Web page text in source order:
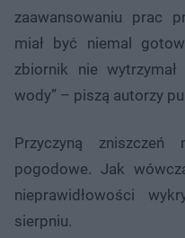
zaawansowaniu prac
miał być niemal
zbiornik nie
wody” – piszą autorzy
Przyczyną
pogodowe. Jak
nieprawidłowości
sierpniu.